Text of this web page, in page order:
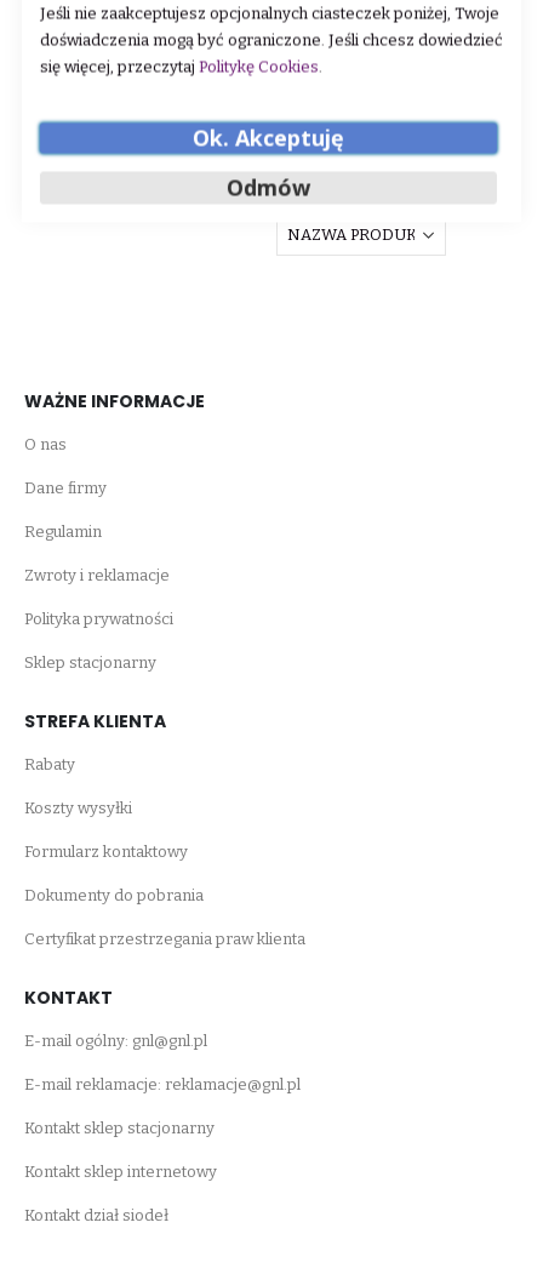
automatycznym zapięciem
Waldhausen 24h
Rating:
DODAJ DO KOSZYKA
WAŻNE INFORMACJE
O nas
Dane firmy
Regulamin
Zwroty i reklamacje
Polityka prywatności
Sklep stacjonarny
STREFA KLIENTA
Rabaty
Koszty wysyłki
Formularz kontaktowy
Dokumenty do pobrania
Certyfikat przestrzegania praw klienta
KONTAKT
E-mail ogólny: gnl@gnl.pl
E-mail reklamacje: reklamacje@gnl.pl
Kontakt sklep stacjonarny
Kontakt sklep internetowy
Kontakt dział siodeł
Jeśli nie zaakceptujesz opcjonalnych ciasteczek poniżej, Twoje
doświadczenia mogą być ograniczone. Jeśli chcesz dowiedzieć
się więcej, przeczytaj Politykę Cookies.
Ok. Akceptuję
Odmów